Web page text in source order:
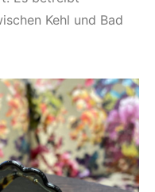
Kehl und Bad